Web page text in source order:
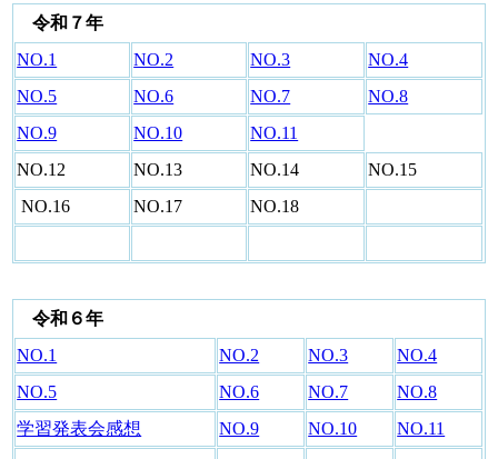
令和７年
NO.1
NO.2 NO.3
NO.4
NO.5
NO.6 NO.7
NO.8
NO.9
NO.10
NO.11
NO.12
NO.13 NO.14
NO.15
NO.16
NO.17 NO.18
令和６年
NO.1
NO.2 NO.3
NO.4
NO.5
NO.6 NO.7
NO.8
学習発表会感想
NO.9 NO.10
NO.11